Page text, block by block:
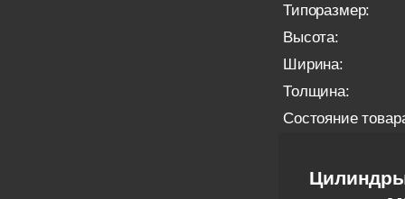
Типоразмер:
Высота:
Ширина:
Толщина:
Состояние
Цилиндры